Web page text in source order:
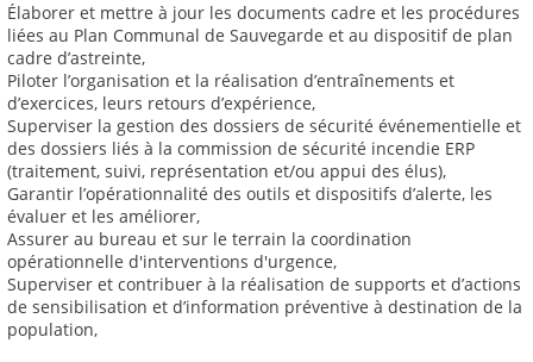
Élaborer et mettre à jour les documents cadre et les procédures
liées au Plan Communal de Sauvegarde et au dispositif de plan
cadre d’astreinte,
Piloter l’organisation et la réalisation d’entraînements et
d’exercices, leurs retours d’expérience,
Superviser la gestion des dossiers de sécurité événementielle et
des dossiers liés à la commission de sécurité incendie ERP
(traitement, suivi, représentation et/ou appui des élus),
Garantir l’opérationnalité des outils et dispositifs d’alerte, les
évaluer et les améliorer,
Assurer au bureau et sur le terrain la coordination
opérationnelle d'interventions d'urgence,
Superviser et contribuer à la réalisation de supports et d’actions
de sensibilisation et d’information préventive à destination de la
population,